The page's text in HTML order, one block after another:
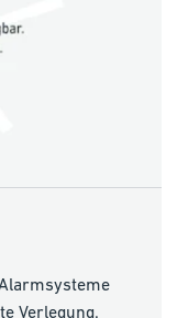
Verlegung.